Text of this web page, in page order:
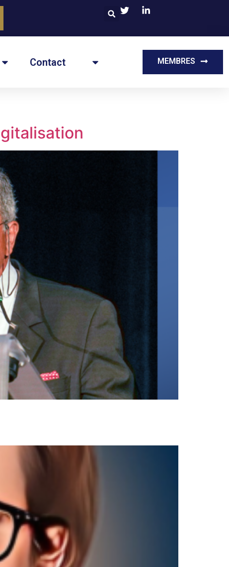
Contact MEMBRES